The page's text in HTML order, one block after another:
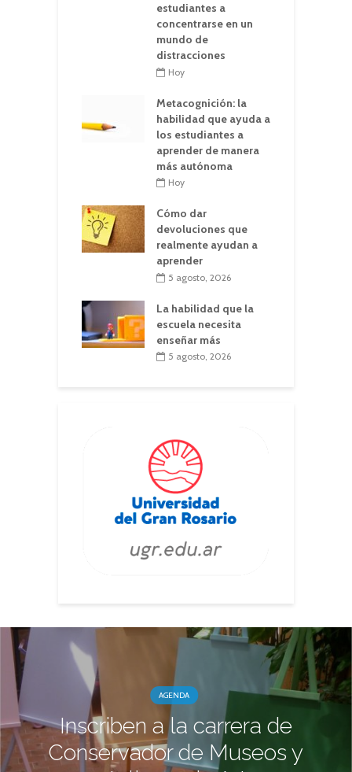
estudiantes a
concentrarse en un
mundo de
distracciones
Hoy
Metacognición: la
habilidad que ayuda a
los estudiantes a
aprender de manera
más autónoma
Hoy
Cómo dar
devoluciones que
realmente ayudan a
aprender
5 agosto, 2026
La habilidad que la
escuela necesita
enseñar más
5 agosto, 2026
AGENDA
Inscriben a la carrera de
Conservador de Museos y